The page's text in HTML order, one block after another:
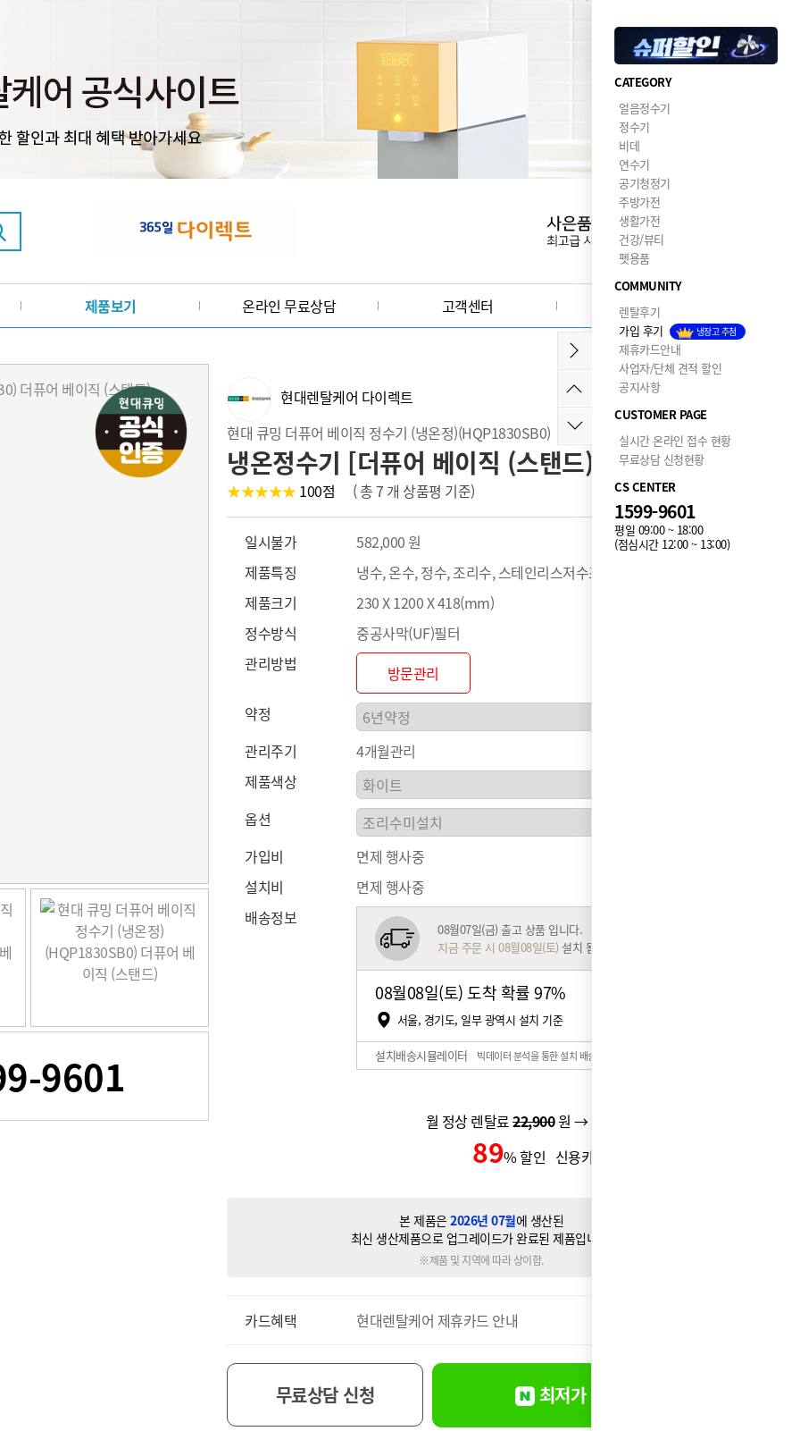
제품보기 온라인 무료상담 고객센터 이달의혜택
9601
현대렌탈케어 다이렉트
현대 큐밍 더퓨어 베이직 정수기 (냉온정)(HQP1830SB0)
냉온정수기 [더퓨어 베이직 (스탠드)]
★★★★★ 100점 ( 총 7 개 상품평 기준) 누적 72,105개 구매
일시불가
582,000 원
제품특징
냉수, 온수, 정수, 조리수, 스테인리스저수조
제품크기
230 X 1200 X 418(mm)
정수방식
중공사막(UF)필터
관리방법
방문관리
약정
관리주기
4개월관리
제품색상
옵션
가입비
면제 행사중
설치비
면제 행사중
배송정보
08월07일(금) 출고 상품 입니다.
지금 주문 시 08월08일(토) 설치 됩니다.
08월08일(토) 도착 확률97%
서울, 경기도, 일부 광역시 설치 기준
설치배송시뮬레이터 빅데이터 분석을 통한 설치 배송일 예측 시스템
월 정상 렌탈료22,900원 → 월 할인 렌탈료
89% 할인 신용카드 할인가
본 제품은 2026년 07월에 생산된
최신 생산제품으로 업그레이드가 완료된 제품입니다.
※제품 및 지역에 따라 상이함.
카드혜택 현대렌탈케어 제휴카드 안내
무료상담 신청 최저가 바로신청
CATEGORY
얼음정수기
정수기
비데
연수기
공기청정기
주방가전
생활가전
건강/뷰티
펫용품
COMMUNITY
렌탈후기
가입 후기
냉장고 추첨
제휴카드안내
사업자/단체 견적 할인
공지사항
CUSTOMER PAGE
실시간 온라인 접수 현황
무료상담 신청현황
CS CENTER
1599-9601
평일 09:00 ~ 18:00
(점심시간 12:00 ~ 13:00)